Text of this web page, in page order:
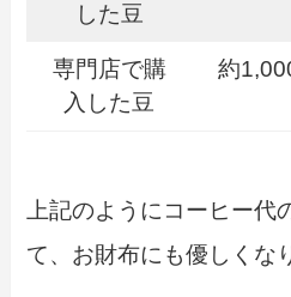
した豆
専門店で購
入した豆
約
上記のようにコーヒー代
て、お財布にも優しくな